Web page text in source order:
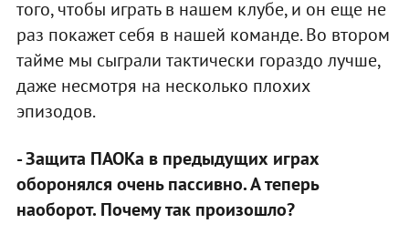
того, чтобы играть в нашем клубе, и он еще не
раз покажет себя в нашей команде. Во втором
тайме мы сыграли тактически гораздо лучше,
даже несмотря на несколько плохих
эпизодов.
- Защита ПАОКа в предыдущих играх
оборонялся очень пассивно. А теперь
наоборот. Почему так произошло?